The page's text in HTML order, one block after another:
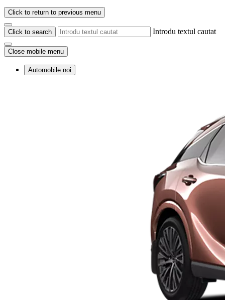
Click to return to previous menu
Click to search Introdu textul cautat
Close mobile menu
Automobile noi